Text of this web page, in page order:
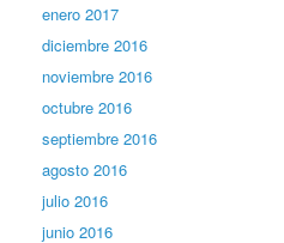
enero 2017
diciembre 2016
noviembre 2016
octubre 2016
septiembre 2016
agosto 2016
julio 2016
junio 2016